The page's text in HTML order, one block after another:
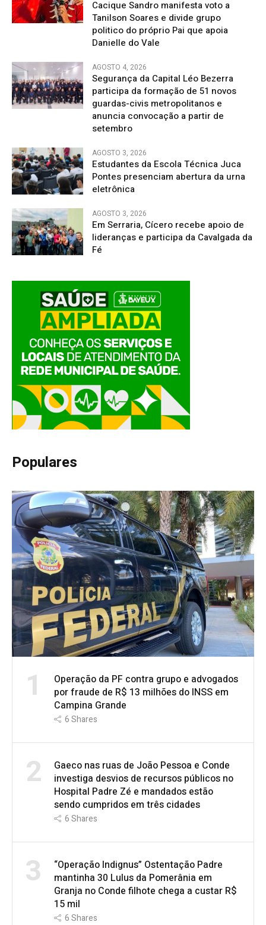
Cacique Sandro manifesta voto a
Tanilson Soares e divide grupo
politico do próprio Pai que apoia
Danielle do Vale
AGOSTO 4, 2026
Segurança da Capital Léo Bezerra
participa da formação de 51 novos
guardas-civis metropolitanos e
anuncia convocação a partir de
setembro
AGOSTO 3, 2026
Estudantes da Escola Técnica Juca
Pontes presenciam abertura da urna
eletrônica
AGOSTO 3, 2026
Em Serraria, Cícero recebe apoio de
lideranças e participa da Cavalgada da
Fé
Populares
1
Operação da PF contra grupo e advogados
por fraude de R$ 13 milhões do INSS em
Campina Grande
6Shares
2
Gaeco nas ruas de João Pessoa e Conde
investiga desvios de recursos públicos no
Hospital Padre Zé e mandados estão
sendo cumpridos em três cidades
6Shares
3
“Operação Indignus” Ostentação Padre
mantinha 30 Lulus da Pomerânia em
Granja no Conde filhote chega a custar R$
15 mil
6Shares